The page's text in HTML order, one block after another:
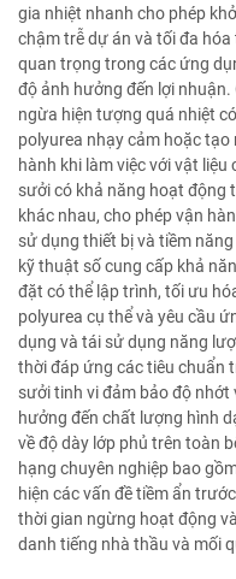
gia nhiệt nhanh cho phép
chậm trễ dự án và tối đa hóa
quan trọng trong các ứng
độ ảnh hưởng đến lợi
ngừa hiện tượng quá nhiệt
polyurea nhạy cảm hoặc
hành khi làm việc với vật
sưởi có khả năng hoạt động
khác nhau, cho phép vận
sử dụng thiết bị và tiềm
kỹ thuật số cung cấp khả
đặt có thể lập trình, tối ưu
polyurea cụ thể và yêu cầu
dụng và tái sử dụng năng
thời đáp ứng các tiêu chuẩn
sưởi tinh vi đảm bảo độ
hưởng đến chất lượng hình
về độ dày lớp phủ trên toàn
hạng chuyên nghiệp bao
hiện các vấn đề tiềm ẩn
thời gian ngừng hoạt động
danh tiếng nhà thầu và mối